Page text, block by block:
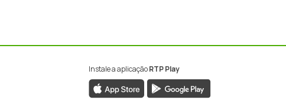
Instale a aplicaçãoRTP Play